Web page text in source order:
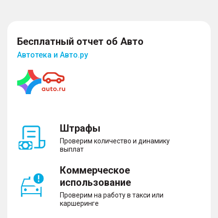
Бесплатный отчет об Авто
Автотека и Авто.ру
Штрафы
Проверим количество и динамику
выплат
Коммерческое
использование
Проверим на работу в такси или
каршеринге